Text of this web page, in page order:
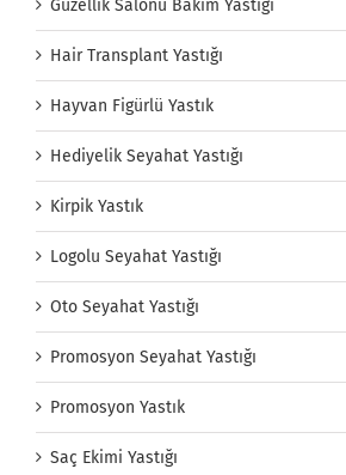
Güzellik Salonu Bakım Yastığı
Hair Transplant Yastığı
Hayvan Figürlü Yastık
Hediyelik Seyahat Yastığı
Kirpik Yastık
Logolu Seyahat Yastığı
Oto Seyahat Yastığı
Promosyon Seyahat Yastığı
Promosyon Yastık
Saç Ekimi Yastığı